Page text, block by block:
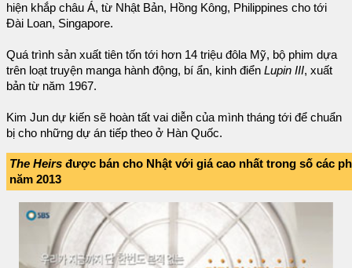
hiện khắp châu Á, từ Nhật Bản, Hồng Kông, Philippines cho tới
Đài Loan, Singapore.
Quá trình sản xuất tiên tốn tới hơn 14 triệu đôla Mỹ, bộ phim dựa
trên loạt truyện manga hành động, bí ẩn, kinh điển Lupin III, xuất
bản từ năm 1967.
Kim Jun dự kiến sẽ hoàn tất vai diễn của mình tháng tới để chuẩn
bị cho những dự án tiếp theo ở Hàn Quốc.
The Heirs được bán cho Nhật với giá cao nhất trong số các
năm 2013